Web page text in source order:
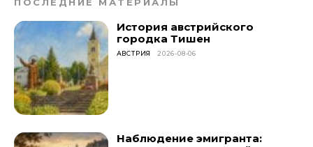
История австрийского
городка Тишен
АВСТРИЯ 2026-08-06
Наблюдение эмигранта: